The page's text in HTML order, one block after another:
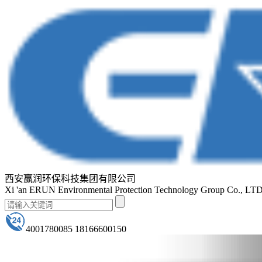
西安赢润环保科技集团有限公司
Xi 'an ERUN Environmental Protection Technology Group Co.,
4001780085 18166600150